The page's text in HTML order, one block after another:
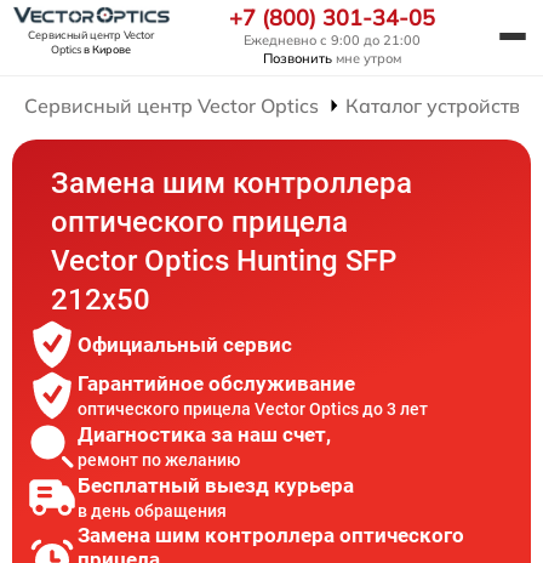
Сервисный центр Vector
Opticsв Кирове
+7 (800) 301-34-05
Ежедневно с 9:00 до 21:00
Позвонить мне утром
Сервисный центр Vector Optics Каталог устройств
Замена шим контроллера
оптического прицела
Vector Optics Hunting SFP
212x50
Официальный сервис
Гарантийное обслуживание
оптического прицела Vector Optics до 3 лет
Диагностика за наш счет,
ремонт по желанию
Бесплатный выезд курьера
в день обращения
Замена шим контроллера оптического